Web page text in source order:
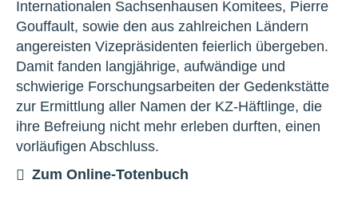
Internationalen Sachsenhausen Komitees, Pierre
Gouffault, sowie den aus zahlreichen Ländern
angereisten Vizepräsidenten feierlich übergeben.
Damit fanden langjährige, aufwändige und
schwierige Forschungsarbeiten der Gedenkstätte
zur Ermittlung aller Namen der KZ-Häftlinge, die
ihre Befreiung nicht mehr erleben durften, einen
vorläufigen Abschluss.
Zum Online-Totenbuch